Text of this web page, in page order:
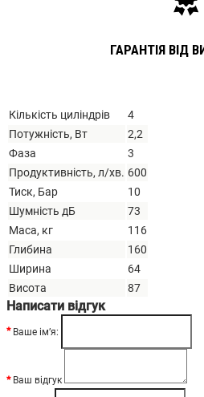
ГАРАНТІЯ ВІД
Кількість циліндрів
4
Потужність, Вт
2,2
Фаза
3
Продуктивність, л/хв. 600
Тиск, Бар
10
Шумність дБ
73
Маса, кг
116
Глибина
160
Ширина
64
Висота
87
Написати відгук
Ваше ім’я:
Ваш відгук